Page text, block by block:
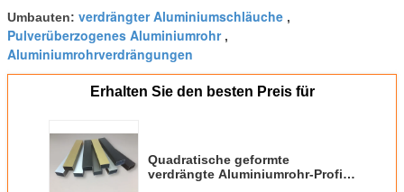
Umbauten: verdrängter Aluminiumschläuche ,
Pulverüberzogenes Aluminiumrohr,
Aluminiumrohrverdrängungen
Erhalten Sie den besten Preis für
Quadratische geformte
verdrängte Aluminiumrohr-Profile